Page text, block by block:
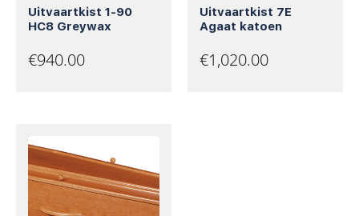
Uitvaartkist 1-90
HC8 Greywax
€940.00
Uitvaartkist 7E
Agaat katoen
€1,020.00